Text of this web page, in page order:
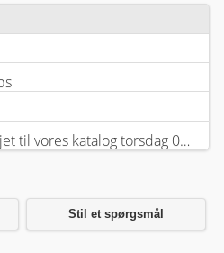
Dette produkt blev tilføjet til vores katalog torsdag 05 februar, 2026.
Stil et spørgsmål